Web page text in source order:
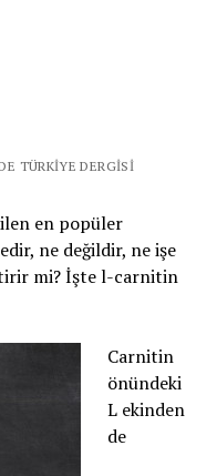
TÜRKIYE DERGISI
en popüler
ne değildir, ne işe
mi? İşte l-carnitin
Carnitin
önündeki
L ekinden
de